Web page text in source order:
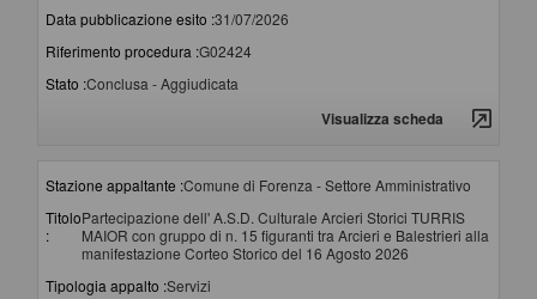
Data pubblicazione esito :31/07/2026
Riferimento procedura :G02424
Stato :Conclusa - Aggiudicata
Visualizza scheda
Stazione appaltante :Comune di Forenza - Settore Amministrativo
Titolo
:
Partecipazione dell' A.S.D. Culturale Arcieri Storici TURRIS
MAIOR con gruppo di n. 15 figuranti tra Arcieri e Balestrieri alla
manifestazione Corteo Storico del 16 Agosto 2026
Tipologia appalto :Servizi